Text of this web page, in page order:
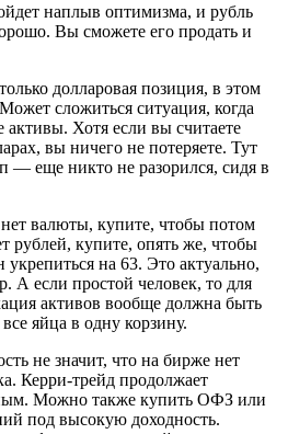
наплыв оптимизма, и рубль
Вы сможете его продать и
долларовая позиция, в этом
сложиться ситуация, когда
активы. Хотя если вы считаете
вы ничего не потеряете. Тут
— еще никто не разорился, сидя в
валюты, купите, чтобы потом
рублей, купите, опять же, чтобы
укрепиться на 63. Это актуально,
А если простой человек, то для
активов вообще должна быть
яйца в одну корзину.
не значит, что на бирже нет
Керри-трейд продолжает
Можно также купить ОФЗ или
под высокую доходность.